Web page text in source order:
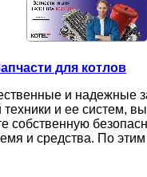
для котлов
и надежные
техники и ее систем,
собственную
и средства. По